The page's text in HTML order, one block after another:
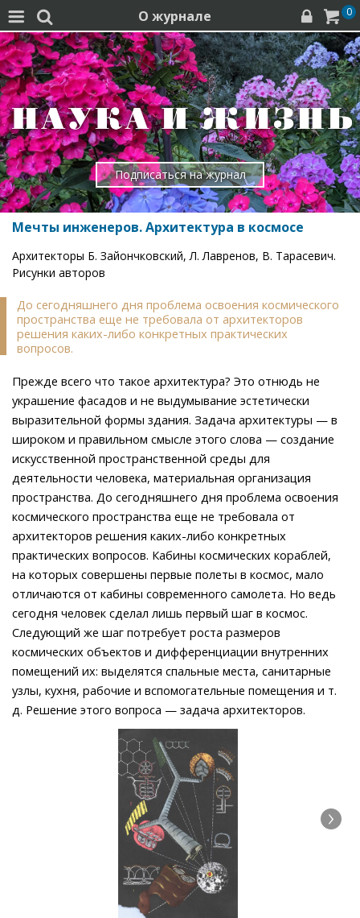
  О журнале   0
Подписаться на журнал
Мечты инженеров. Архитектура в космосе
Архитекторы Б. Зайончковский, Л. Лавренов, В. Тарасевич.
Рисунки авторов
До сегодняшнего дня проблема освоения космического
пространства еще не требовала от архитекторов
решения каких-либо конкретных практических
вопросов.
Прежде всего что такое архитектура? Это отнюдь не
украшение фасадов и не выдумывание эстетически
выразительной формы здания. Задача архитектуры — в
широком и правильном смысле этого слова — создание
искусственной пространственной среды для
деятельности человека, материальная организация
пространства. До сегодняшнего дня проблема освоения
космического пространства еще не требовала от
архитекторов решения каких-либо конкретных
практических вопросов. Кабины космических кораблей,
на которых совершены первые полеты в космос, мало
отличаются от кабины современного самолета. Но ведь
сегодня человек сделал лишь первый шаг в космос.
Следующий же шаг потребует роста размеров
космических объектов и дифференциации внутренних
помещений их: выделятся спальные места, санитарные
узлы, кухня, рабочие и вспомогательные помещения и т.
д. Решение этого вопроса — задача архитекторов.